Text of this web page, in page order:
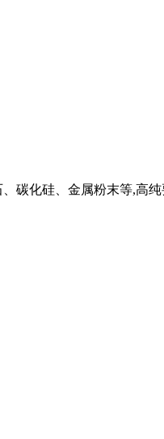
碳化硅、金属粉末等,高